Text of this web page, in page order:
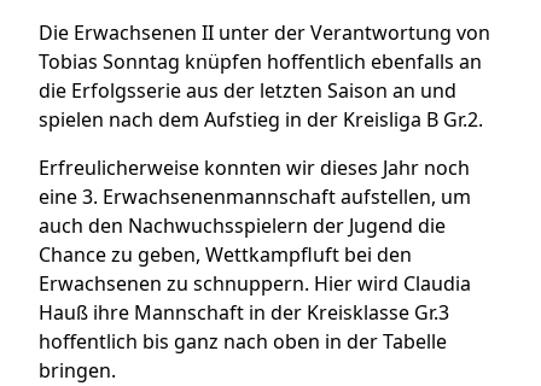
Die Erwachsenen II unter der Verantwortung von
Tobias Sonntag knüpfen hoffentlich ebenfalls an
die Erfolgsserie aus der letzten Saison an und
spielen nach dem Aufstieg in der Kreisliga B Gr.2.
Erfreulicherweise konnten wir dieses Jahr noch
eine 3. Erwachsenenmannschaft aufstellen, um
auch den Nachwuchsspielern der Jugend die
Chance zu geben, Wettkampfluft bei den
Erwachsenen zu schnuppern. Hier wird Claudia
Hauß ihre Mannschaft in der Kreisklasse Gr.3
hoffentlich bis ganz nach oben in der Tabelle
bringen.